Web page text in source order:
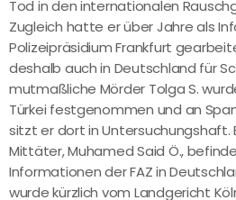
Tod in den internationalen
Zugleich hatte er über Jahre als
Polizeipräsidium Frankfurt
deshalb auch in Deutschland für
mutmaßliche Mörder Tolga S.
Türkei festgenommen und an
sitzt er dort in Untersuchungshaft.
Mittäter, Muhamed Said Ö.,
Informationen der FAZ in
wurde kürzlich vom Landgericht